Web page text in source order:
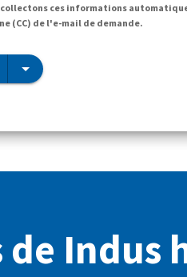
ces informations
(CC) de l'e-mail de demande.
de Indus